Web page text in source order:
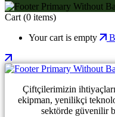
Cart (0 items)
Your cart is empty
Çiftçilerimizin
ekipman, yenilikçi
sektörde güvenilir